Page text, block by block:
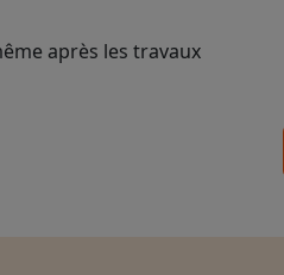
après les travaux